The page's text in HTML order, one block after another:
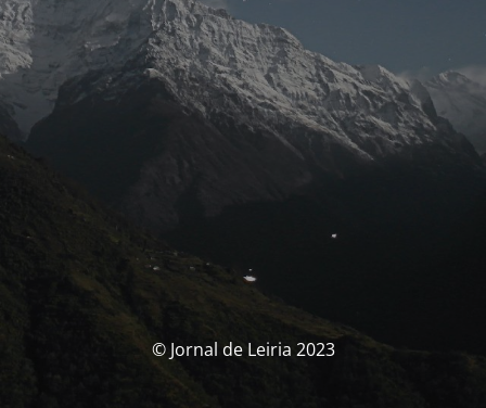
© Jornal de Leiria 2023